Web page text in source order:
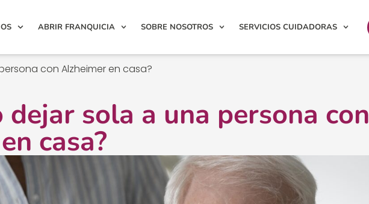
ABRIR FRANQUICIA SOBRE NOSOTROS SERVICIOS CUIDADORAS
con Alzheimer en casa?
dejar sola a una persona con
casa?